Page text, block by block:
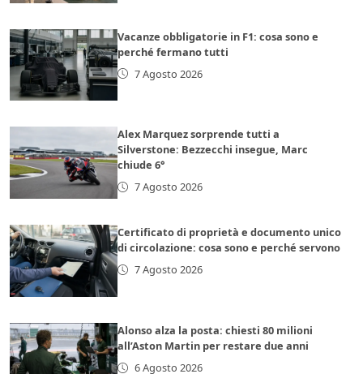
Vacanze obbligatorie in F1: cosa sono e
perché fermano tutti
7 Agosto 2026
Alex Marquez sorprende tutti a
Silverstone: Bezzecchi insegue, Marc
chiude 6°
7 Agosto 2026
Certificato di proprietà e documento unico
di circolazione: cosa sono e perché servono
7 Agosto 2026
Alonso alza la posta: chiesti 80 milioni
all’Aston Martin per restare due anni
6 Agosto 2026